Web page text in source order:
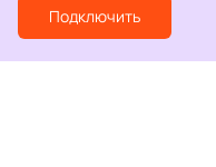
Подключить